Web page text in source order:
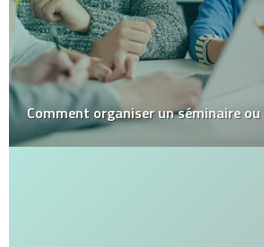
Comment organiser un séminaire